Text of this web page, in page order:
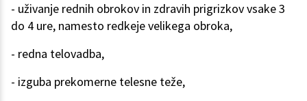
- uživanje rednih obrokov in zdravih prigrizkov vsake 3
do 4 ure, namesto redkeje velikega obroka,
- redna telovadba,
- izguba prekomerne telesne teže,